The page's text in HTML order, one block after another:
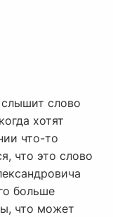
слово
хотят
что-то
что это слово
больше
что может